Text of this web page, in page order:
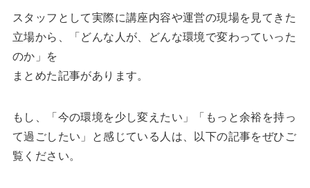
スタッフとして実際に講座内容や運営の現場を見てきた
立場から、「どんな人が、どんな環境で変わっていった
のか」を
まとめた記事があります。
もし、「今の環境を少し変えたい」「もっと余裕を持っ
て過ごしたい」と感じている人は、以下の記事をぜひご
覧ください。